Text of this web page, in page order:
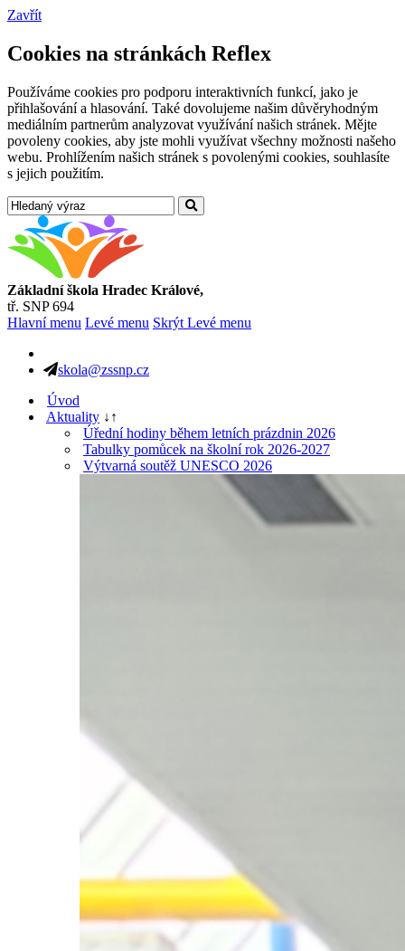
Zavřít
Cookies na stránkách Reflex
Používáme cookies pro podporu interaktivních funkcí, jako je
přihlašování a hlasování. Také dovolujeme našim důvěryhodným
mediálním partnerům analyzovat využívání našich stránek. Mějte
povoleny cookies, aby jste mohli využívat všechny možnosti našeho
webu. Prohlížením našich stránek s povolenými cookies, souhlasíte
s jejich použitím.
Základní škola Hradec Králové,
tř. SNP 694
Hlavní menu Levé menu Skrýt Levé menu
skola@zssnp.cz
Úvod
Aktuality ↓ ↑
Úřední hodiny během letních prázdnin 2026
Tabulky pomůcek na školní rok 2026-2027
Výtvarná soutěž UNESCO 2026